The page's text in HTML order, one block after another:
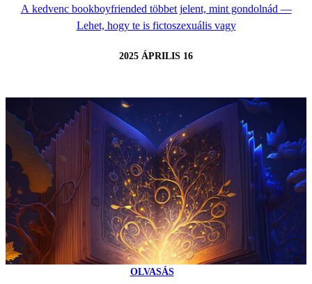
A kedvenc bookboyfriended többet jelent, mint gondolnád —
Lehet, hogy te is fictoszexuális vagy
2025 ÁPRILIS 16
OLVASÁS